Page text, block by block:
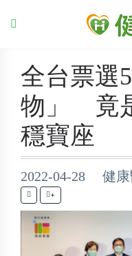
全台票選
物」 竟
穩寶座
2022-04-28 健康
+